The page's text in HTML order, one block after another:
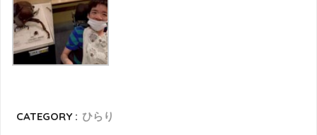
CATEGORY : ひらり